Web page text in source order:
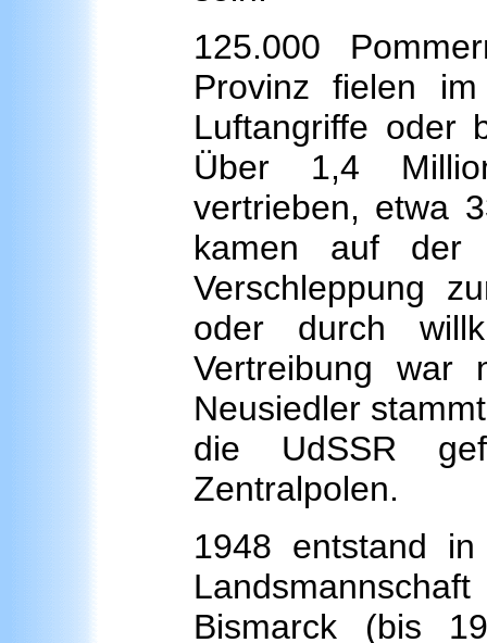
125.000
Provinz fielen
Luftangriffe oder
Über 1,4
vertrieben, etwa
kamen auf der
Verschleppung
oder durch
Vertreibung war
Neusiedler
die UdSSR
Zentralpolen.
1948 entstand in
Bismarck (bis